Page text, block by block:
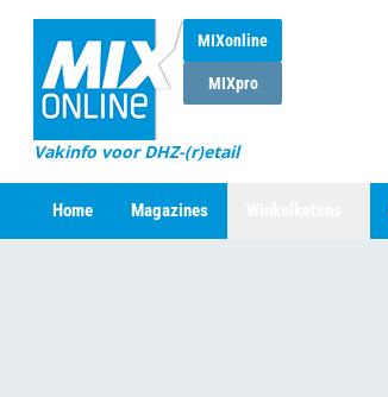
MIXonline
MIXpro
Vakinfo voor DHZ-(r)etail
Home Magazines